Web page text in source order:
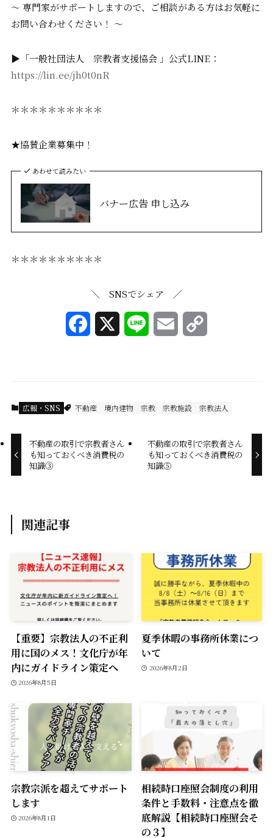
〜 専門家がサポートしますので、ご相談がある方はお気軽に
お問い合わせください！ 〜
▶「一般社団法人 宗教者支援協会 」公式LINE：
https://lin.ee/jh0t0nR
＊＊＊＊＊＊＊＊＊＊
★協賛企業募集中！
あわせて読みたい
バナー広告 申し込み
＊＊＊＊＊＊＊＊＊＊
＼ SNSでシェア ／
o
i
広報・SNS 不動産 境内建物 宗教 宗教施設 宗教法人
不動産の取引で宗教者さん
も知っておくべき消費税の
知識③
不動産の取引で宗教者さん
も知っておくべき消費税の
知識⑤
関連記事
【重要】宗教法人の不正利
用に国のメス！文化庁が年
内にガイドライン策定へ
2026年8月5日
夏季休暇の事務所休業につ
いて
2026年8月2日
宗教宗派を超えてサポート
します
2026年8月1日
相続時口座照会制度の利用
条件と手数料・注意点を徹
底解説【相続時口座照会そ
の３】